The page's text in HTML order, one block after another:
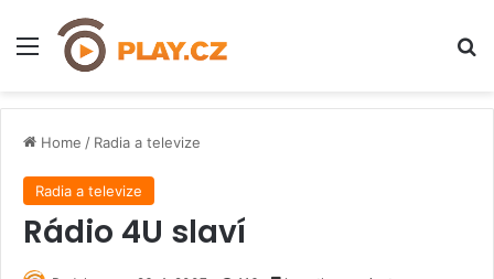
Menu
Home / Radia a televize
Radia a televize
Rádio 4U slaví